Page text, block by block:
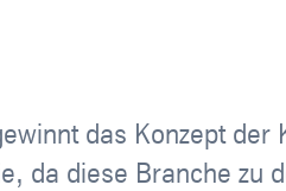
das Konzept
da diese Branche zu